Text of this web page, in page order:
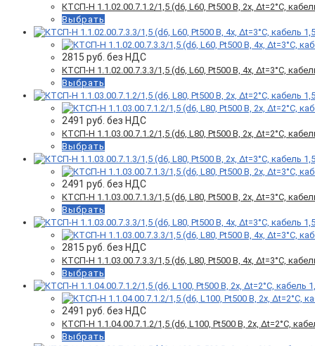
КТСП-Н 1.1.02.00.7.1.2/1,5 (d6, L60, Pt500 B, 2х, Δt=2°C,
Выбрать
2815 руб. без НДС
КТСП-Н 1.1.02.00.7.3.3/1,5 (d6, L60, Pt500 B, 4х, Δt=3°C,
Выбрать
2491 руб. без НДС
КТСП-Н 1.1.03.00.7.1.2/1,5 (d6, L80, Pt500 B, 2х, Δt=2°C,
Выбрать
2491 руб. без НДС
КТСП-Н 1.1.03.00.7.1.3/1,5 (d6, L80, Pt500 B, 2х, Δt=3°C,
Выбрать
2815 руб. без НДС
КТСП-Н 1.1.03.00.7.3.3/1,5 (d6, L80, Pt500 B, 4х, Δt=3°C,
Выбрать
2491 руб. без НДС
КТСП-Н 1.1.04.00.7.1.2/1,5 (d6, L100, Pt500 B, 2х, Δt=2°C,
Выбрать